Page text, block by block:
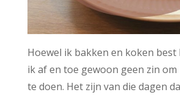
Hoewel ik bakken en koken best
ik af en toe gewoon geen zin
te doen. Het zijn van die dagen